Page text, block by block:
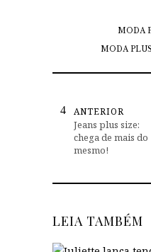
MODA
MODA
ANTERIOR
Jeans plus size:
chega de mais do
mesmo!
LEIA TAMBÉM